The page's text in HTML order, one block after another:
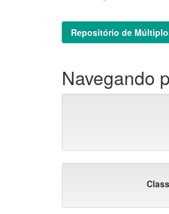
Repositório de
Navegando